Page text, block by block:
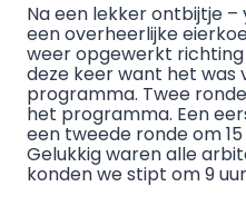
Na een lekker ontbijtje
een overheerlijke
weer opgewerkt
deze keer want het was
programma. Twee
het programma. Een
een tweede ronde om
Gelukkig waren alle
konden we stipt om 9